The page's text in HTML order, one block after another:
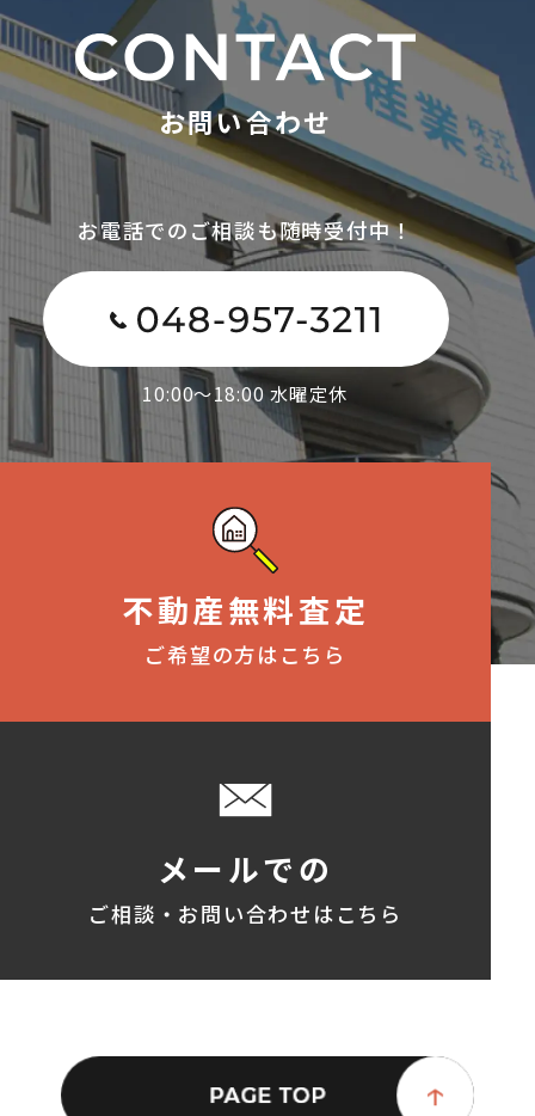
お問い合わせ
お電話でのご相談も随時受付中！
10:00～18:00 水曜定休
不動産無料査定
ご希望の方はこちら
メールでの
ご相談・お問い合わせはこちら